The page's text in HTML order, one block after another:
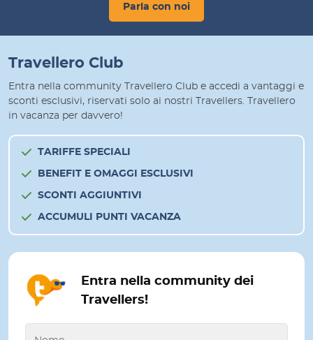
Parla con noi
Travellero Club
Entra nella community Travellero Club e accedi a vantaggi e
sconti esclusivi, riservati solo ai nostri Travellers. Travellero
in vacanza per davvero!
TARIFFE SPECIALI
BENEFIT E OMAGGI ESCLUSIVI
SCONTI AGGIUNTIVI
ACCUMULI PUNTI VACANZA
Entra nella community dei
Travellers!